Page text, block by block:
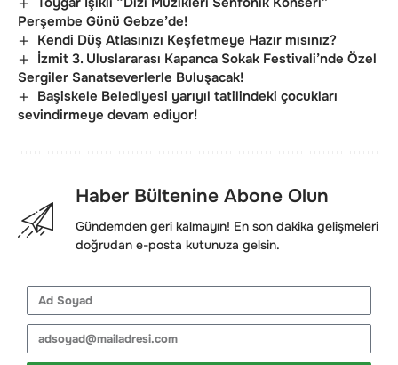
Perşembe Günü Gebze’de!
Kendi Düş Atlasınızı Keşfetmeye Hazır mısınız?
İzmit 3. Uluslararası Kapanca Sokak Festivali’nde Özel
Sergiler Sanatseverlerle Buluşacak!
Başiskele Belediyesi yarıyıl tatilindeki çocukları
sevindirmeye devam ediyor!
Haber Bültenine Abone Olun
Gündemden geri kalmayın! En son dakika gelişmeleri
doğrudan e-posta kutunuza gelsin.